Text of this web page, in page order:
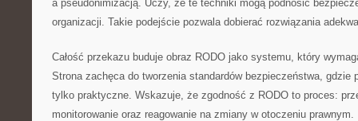
a pseudonimizacją. Uczy, że te techniki mogą podnosić
organizacji. Takie podejście pozwala dobierać rozwiązania
Całość przekazu buduje obraz RODO jako systemu, który
Strona zachęca do tworzenia standardów bezpieczeństwa, gdzie
tylko praktyczne. Wskazuje, że zgodność z RODO to proces:
monitorowanie oraz reagowanie na zmiany w otoczeniu prawnym.